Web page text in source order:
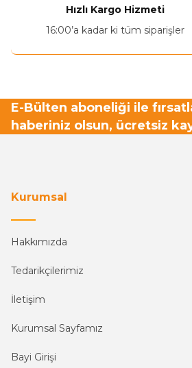
Hızlı Kargo Hizmeti
16:00’a kadar ki tüm siparişler
E-Bülten aboneliği ile
haberiniz olsun, ücretsiz
Kurumsal
Hakkımızda
Tedarikçilerimiz
İletişim
Kurumsal Sayfamız
Bayi Girişi